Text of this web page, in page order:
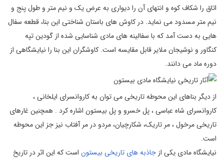
اتاق را شکاف کوه و انتهای آن را دیواری به عرض یک و نیم متر و طول پنج و
نیم متر مسدود می نماید. در کاوش های باستان شناختی این بنا، قطعه سفال
هایی به دست آمد که با سفالینه های مادی شناسایی شده از گودین تپه
کنگاور و نوشیجان ملایر قابل مقایسه است. کاوشگران این بنا را نیایشگاهی از
دوره ماد می دانند.
از دیگر بناهای این محوطه تاریخی می توان به کاروانسرای ایلخانی ،
کاروانسرای شاه عباسی ، پل خسرو و پل بیستون اشاره کرد . همچنین غارهای
تاریخی مرخول ، مر تاریک، شکارچیان، مردو در مر آفتاب نیز جز این محوطه
است.
نیایشگاه مادی یکی از جاذبه های تاریخی بیستون است که این اثر در تاریخ